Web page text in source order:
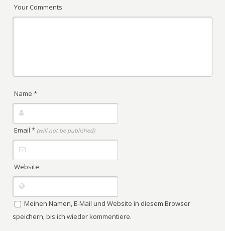
Your Comments
Name*
Email* (will not be published)
Website
Meinen Namen, E-Mail und Website in diesem Browser
speichern, bis ich wieder kommentiere.